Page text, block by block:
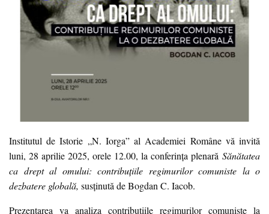
Institutul de Istorie „N. Iorga” al Academiei Române vă invită
luni, 28 aprilie 2025, orele 12.00, la conferinţa plenară Sănătatea
ca drept al omului: contribuțiile regimurilor comuniste la o
dezbatere globală, susținută de Bogdan C. Iacob.
Prezentarea va analiza contribuțiile regimurilor comuniste la